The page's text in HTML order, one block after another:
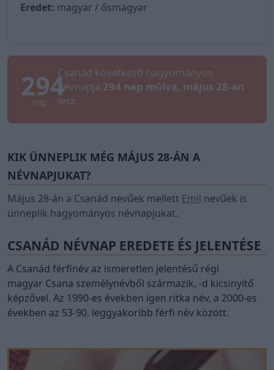
Eredet: magyar / ősmagyar
294
nap
Csanád következő hagyományos
névnapja 294 nap múlva, május 28-án
lesz.
KIK ÜNNEPLIK MÉG MÁJUS 28-ÁN A
NÉVNAPJUKAT?
Május 28-án a Csanád nevűek mellett Emil nevűek is
ünneplik hagyományos névnapjukat.
CSANÁD NÉVNAP EREDETE ÉS JELENTÉSE
A Csanád férfinév az ismeretlen jelentésű régi
magyar Csana személynévből származik, -d kicsinyítő
képzővel. Az 1990-es években igen ritka név, a 2000-es
években az 53-90. leggyakoribb férfi név között.